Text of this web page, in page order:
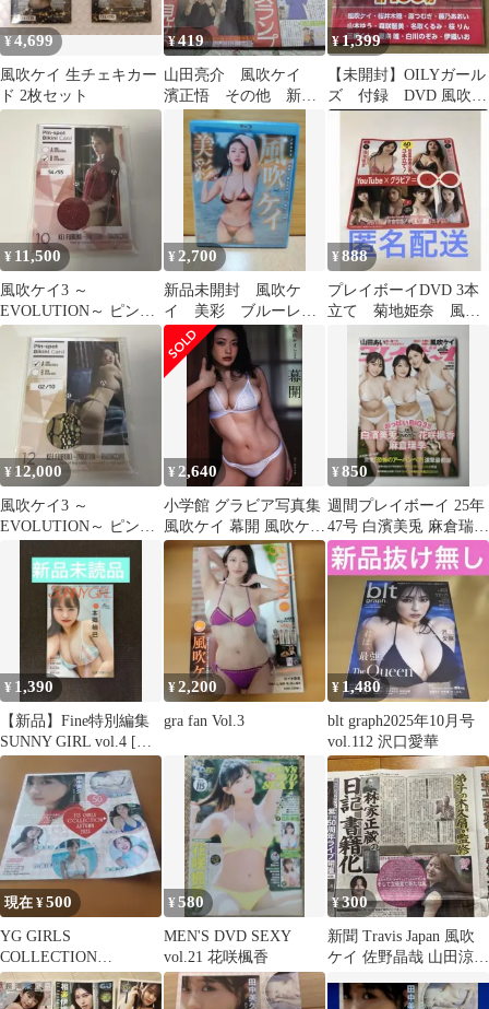
¥4,699
風吹ケイ 生チェキカー
ド 2枚セット
¥419
山田亮介 風吹ケイ
濱正悟 その他 新聞
記事
¥1,399
【未開封】OILYガール
ズ 付録 DVD 風吹ケ
イ 森咲智美 桜井木
¥ 11,500
風吹ケイ3 ～
EVOLUTION～ ピンス
ポビキニカード10
#54/55
¥ 2,700
新品未開封 風吹ケ
イ 美彩 ブルーレ
イ BD
¥888
プレイボーイDVD 3本
立て 菊地姫奈 風吹
¥12,000
風吹ケイ3 ～
EVOLUTION～ ピンス
#02/10
¥ 2,640
小学館 グラビア写真集
風吹ケイ 幕開 風吹ケイ
1st写真集
¥850
週間プレイボーイ 25年
47号 白濱美兎 麻倉瑞季
花咲楓香 風吹ケイ 新品
未読
¥ 1,390
【新品】Fine特別編集
SUNNY GIRL vol.4 [本
郷柚巴]
¥2,200
gra fan Vol.3
¥ 1,480
blt graph2025年10月号
vol.112 沢口愛華
現在 ¥500
YG GIRLS
COLLECTION
AUTUMN 2025 DVD
田中美久
¥580
MEN'S DVD SEXY
vol.21 花咲楓香
¥300
新聞 Travis Japan 風吹
ケイ 佐野晶哉 山田涼介